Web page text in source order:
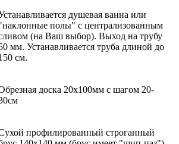
душевая ванна или
полы" с централизованным
(на Ваш выбор). Выход на трубу
мм. Устанавливается труба длиной до
см.
доска 20х100мм с шагом 20-
профилированный строганный